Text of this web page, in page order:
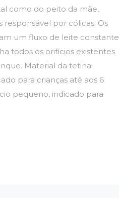
como do peito da mãe,
responsável por cólicas. Os
um fluxo de leite constante
todos os orifícios existentes
Material da tetina:
para crianças até aos 6
pequeno, indicado para